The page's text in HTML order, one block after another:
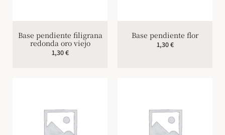
Base pendiente filigrana
redonda oro viejo
1,30€
Base pendiente flor
1,30€